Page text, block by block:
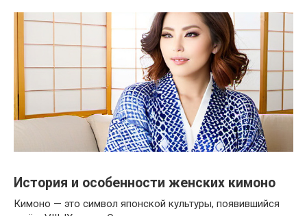
История и особенности женских кимоно
Кимоно — это символ японской культуры, появившийся